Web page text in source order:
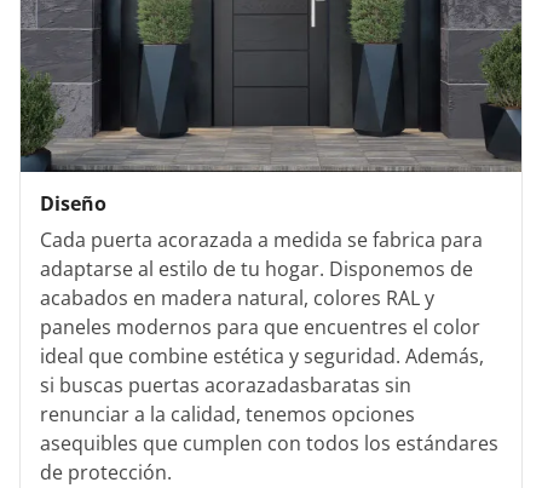
Diseño
Cada puerta acorazada a medida se fabrica para
adaptarse al estilo de tu hogar. Disponemos de
acabados en madera natural, colores RAL y
paneles modernos para que encuentres el color
ideal que combine estética y seguridad. Además,
si buscas puertas acorazadasbaratas sin
renunciar a la calidad, tenemos opciones
asequibles que cumplen con todos los estándares
de protección.